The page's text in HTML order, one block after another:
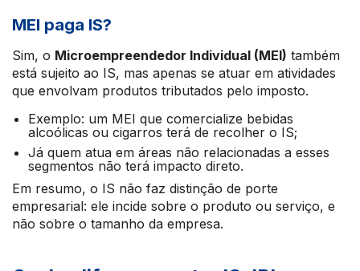
MEI paga IS?
Sim, o Microempreendedor Individual (MEI) também
está sujeito ao IS, mas apenas se atuar em atividades
que envolvam produtos tributados pelo imposto.
Exemplo: um MEI que comercialize bebidas
alcoólicas ou cigarros terá de recolher o IS;
Já quem atua em áreas não relacionadas a esses
segmentos não terá impacto direto.
Em resumo, o IS não faz distinção de porte
empresarial: ele incide sobre o produto ou serviço, e
não sobre o tamanho da empresa.